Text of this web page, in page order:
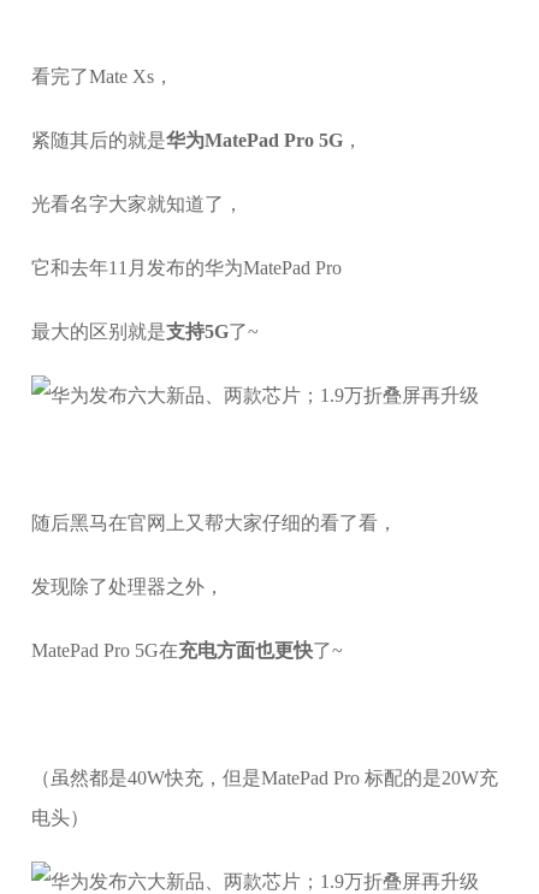
看完了Mate Xs，
紧随其后的就是华为MatePad Pro 5G ，
光看名字大家就知道了，
它和去年11月发布的华为MatePad Pro
最大的区别就是支持5G了~
随后黑马在官网上又帮大家仔细的看了看，
发现除了处理器之外，
MatePad Pro 5G在充电方面也更快了~
（虽然都是40W快充，但是MatePad Pro 标配的是20W充
电头）